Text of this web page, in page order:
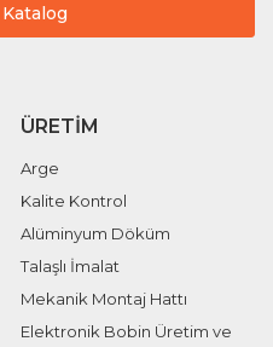
ÜRETIM
Arge
Kalite Kontrol
Alüminyum Döküm
Talaşlı İmalat
Mekanik Montaj Hattı
Elektronik Bobin Üretim ve